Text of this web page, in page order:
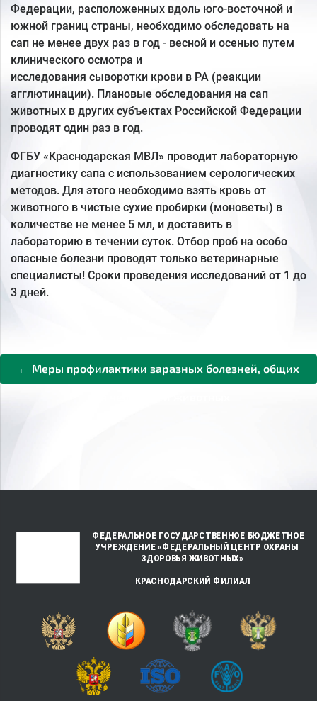
Федерации, расположенных вдоль юго-восточной и
южной границ страны, необходимо обследовать на
сап не менее двух раз в год - весной и осенью путем
клинического осмотра и
исследования сыворотки крови в РА (реакции
агглютинации). Плановые обследования на сап
животных в других субъектах Российской Федерации
проводят один раз в год.
ФГБУ «Краснодарская МВЛ» проводит лабораторную
диагностику сапа с использованием серологических
методов. Для этого необходимо взять кровь от
животного в чистые сухие пробирки (моноветы) в
количестве не менее 5 мл, и доставить в
лабораторию в течении суток. Отбор проб на особо
опасные болезни проводят только ветеринарные
специалисты! Сроки проведения исследований от 1 до
3 дней.
← Меры профилактики заразных болезней, общих